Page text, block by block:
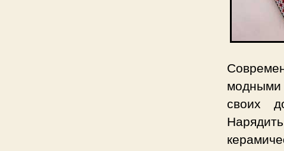
своих